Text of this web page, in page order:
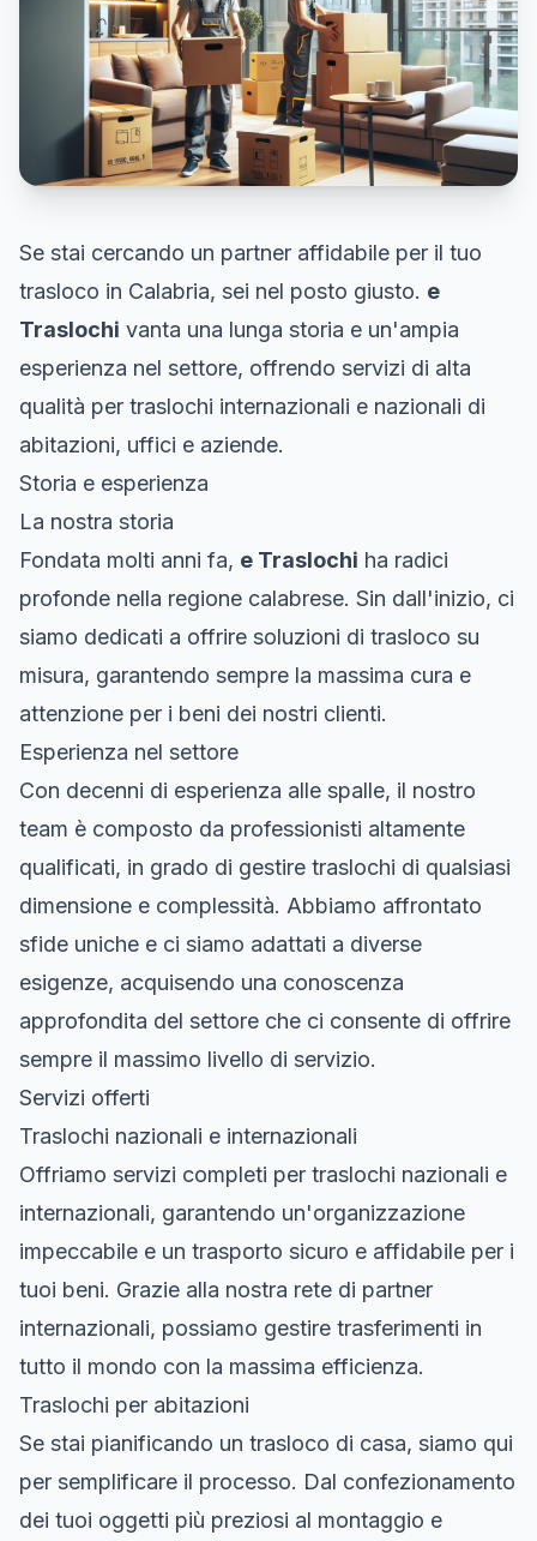
Se stai cercando un partner affidabile per il tuo
trasloco in Calabria, sei nel posto giusto. e
Traslochi vanta una lunga storia e un'ampia
esperienza nel settore, offrendo servizi di alta
qualità per traslochi internazionali e nazionali di
abitazioni, uffici e aziende.
Storia e esperienza
La nostra storia
Fondata molti anni fa, e Traslochi ha radici
profonde nella regione calabrese. Sin dall'inizio, ci
siamo dedicati a offrire soluzioni di trasloco su
misura, garantendo sempre la massima cura e
attenzione per i beni dei nostri clienti.
Esperienza nel settore
Con decenni di esperienza alle spalle, il nostro
team è composto da professionisti altamente
qualificati, in grado di gestire traslochi di qualsiasi
dimensione e complessità. Abbiamo affrontato
sfide uniche e ci siamo adattati a diverse
esigenze, acquisendo una conoscenza
approfondita del settore che ci consente di offrire
sempre il massimo livello di servizio.
Servizi offerti
Traslochi nazionali e internazionali
Offriamo servizi completi per traslochi nazionali e
internazionali, garantendo un'organizzazione
impeccabile e un trasporto sicuro e affidabile per i
tuoi beni. Grazie alla nostra rete di partner
internazionali, possiamo gestire trasferimenti in
tutto il mondo con la massima efficienza.
Traslochi per abitazioni
Se stai pianificando un trasloco di casa, siamo qui
per semplificare il processo. Dal confezionamento
dei tuoi oggetti più preziosi al montaggio e